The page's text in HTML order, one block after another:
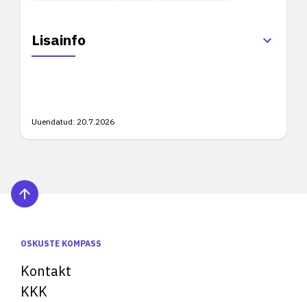
Lisainfo
Uuendatud: 20.7.2026
OSKUSTE KOMPASS
Kontakt
KKK